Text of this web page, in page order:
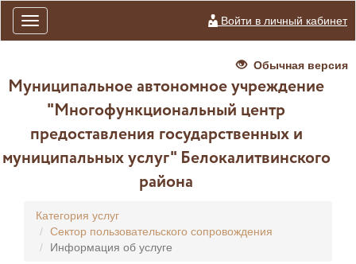
Toggle
navigation
Войти в личный кабинет
Обычная версия
Муниципальное автономное учреждение
"Многофункциональный центр
предоставления государственных и
муниципальных услуг" Белокалитвинского
района
Категория услуг
Сектор пользовательского сопровождения
Информация об услуге